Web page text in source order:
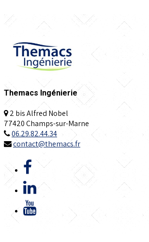
Themacs Ingénierie
2 bis Alfred Nobel
77420 Champs-sur-Marne
06.29.82.44.34
contact@themacs.fr